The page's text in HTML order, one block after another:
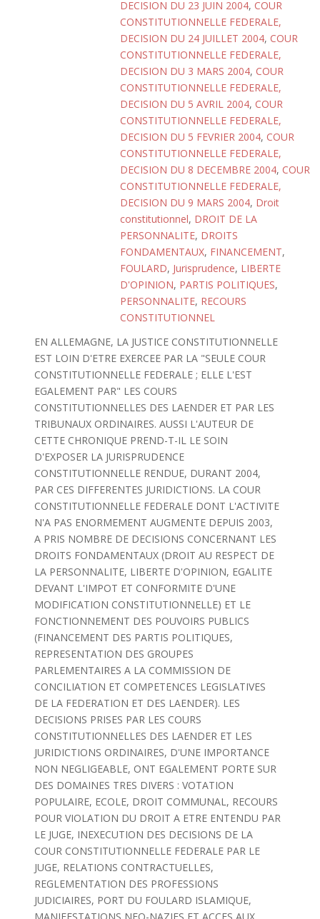
DECISION DU 23 JUIN 2004, COUR
CONSTITUTIONNELLE FEDERALE,
DECISION DU 24 JUILLET 2004, COUR
CONSTITUTIONNELLE FEDERALE,
DECISION DU 3 MARS 2004, COUR
CONSTITUTIONNELLE FEDERALE,
DECISION DU 5 AVRIL 2004, COUR
CONSTITUTIONNELLE FEDERALE,
DECISION DU 5 FEVRIER 2004, COUR
CONSTITUTIONNELLE FEDERALE,
DECISION DU 8 DECEMBRE 2004, COUR
CONSTITUTIONNELLE FEDERALE,
DECISION DU 9 MARS 2004, Droit
constitutionnel, DROIT DE LA
PERSONNALITE, DROITS
FONDAMENTAUX, FINANCEMENT,
FOULARD, Jurisprudence, LIBERTE
D'OPINION, PARTIS POLITIQUES,
PERSONNALITE, RECOURS
CONSTITUTIONNEL
EN ALLEMAGNE, LA JUSTICE CONSTITUTIONNELLE
EST LOIN D'ETRE EXERCEE PAR LA "SEULE COUR
CONSTITUTIONNELLE FEDERALE ; ELLE L'EST
EGALEMENT PAR" LES COURS
CONSTITUTIONNELLES DES LAENDER ET PAR LES
TRIBUNAUX ORDINAIRES. AUSSI L'AUTEUR DE
CETTE CHRONIQUE PREND-T-IL LE SOIN
D'EXPOSER LA JURISPRUDENCE
CONSTITUTIONNELLE RENDUE, DURANT 2004,
PAR CES DIFFERENTES JURIDICTIONS. LA COUR
CONSTITUTIONNELLE FEDERALE DONT L'ACTIVITE
N'A PAS ENORMEMENT AUGMENTE DEPUIS 2003,
A PRIS NOMBRE DE DECISIONS CONCERNANT LES
DROITS FONDAMENTAUX (DROIT AU RESPECT DE
LA PERSONNALITE, LIBERTE D'OPINION, EGALITE
DEVANT L'IMPOT ET CONFORMITE D'UNE
MODIFICATION CONSTITUTIONNELLE) ET LE
FONCTIONNEMENT DES POUVOIRS PUBLICS
(FINANCEMENT DES PARTIS POLITIQUES,
REPRESENTATION DES GROUPES
PARLEMENTAIRES A LA COMMISSION DE
CONCILIATION ET COMPETENCES LEGISLATIVES
DE LA FEDERATION ET DES LAENDER). LES
DECISIONS PRISES PAR LES COURS
CONSTITUTIONNELLES DES LAENDER ET LES
JURIDICTIONS ORDINAIRES, D'UNE IMPORTANCE
NON NEGLIGEABLE, ONT EGALEMENT PORTE SUR
DES DOMAINES TRES DIVERS : VOTATION
POPULAIRE, ECOLE, DROIT COMMUNAL, RECOURS
POUR VIOLATION DU DROIT A ETRE ENTENDU PAR
LE JUGE, INEXECUTION DES DECISIONS DE LA
COUR CONSTITUTIONNELLE FEDERALE PAR LE
JUGE, RELATIONS CONTRACTUELLES,
REGLEMENTATION DES PROFESSIONS
JUDICIAIRES, PORT DU FOULARD ISLAMIQUE,